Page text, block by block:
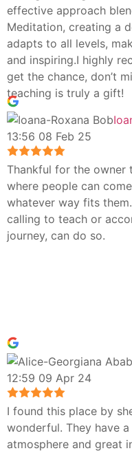
effective approach
Meditation, creating a
adapts to all levels,
and inspiring.I highly
get the chance, don’t
teaching is truly a gift!
13:56 08 Feb 25
Thankful for the owner
where people can
whatever way fits
calling to teach or
journey, can do so.
12:59 09 Apr 24
I found this place by
wonderful. They have
atmosphere and great